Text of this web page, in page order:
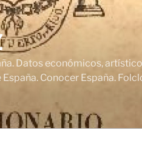
Datos económicos,
Conocer España.